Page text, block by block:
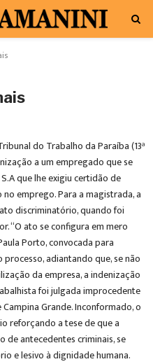
do Trabalho da Paraíba (13ª
a um empregado que se
que lhe exigiu certidão de
emprego. Para a magistrada, a
discriminatório, quando foi
“O ato se configura em mero
Porto, convocada para
adiantando que, se não
da empresa, a indenização
foi julgada improcedente
Grande. Inconformado, o
reforçando a tese de que a
de antecedentes criminais, se
e lesivo à dignidade humana.